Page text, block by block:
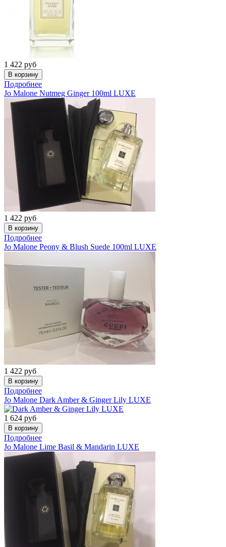
1 422 руб
Подробнее
Jo Malone Nutmeg Ginger 100ml LUXE
1 422 руб
Подробнее
Jo Malone Peony & Blush Suede 100ml LUXE
1 422 руб
Подробнее
Jo Malone Dark Amber & Ginger Lily LUXE
1 624 руб
Подробнее
Jo Malone Lime Basil & Mandarin LUXE